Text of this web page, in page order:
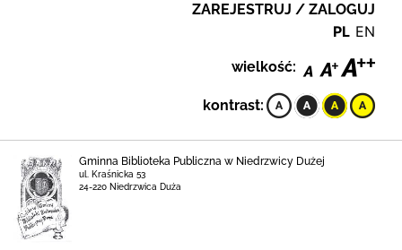
ZAREJESTRUJ / ZALOGUJ
PL EN
wielkość:
kontrast:
Gminna Biblioteka Publiczna w Niedrzwicy Dużej
ul. Kraśnicka 53
24-220 Niedrzwica Duża